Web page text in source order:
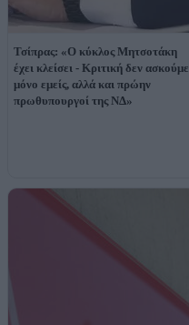
Τσίπρας: «Ο κύκλος Μητσοτάκη
έχει κλείσει - Κριτική δεν ασκούμε
μόνο εμείς, αλλά και πρώην
πρωθυπουργοί της ΝΔ»